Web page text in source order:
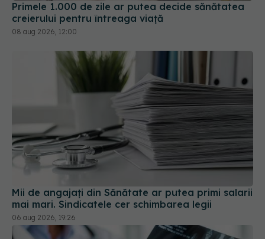
Primele 1.000 de zile ar putea decide sănătatea
creierului pentru întreaga viață
08 aug 2026, 12:00
Mii de angajați din Sănătate ar putea primi salarii
mai mari. Sindicatele cer schimbarea legii
06 aug 2026, 19:26